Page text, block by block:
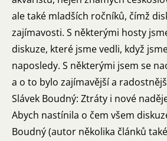
ale také mladších ročníků, čímž
zajímavosti. S některými hosty
diskuze, které jsme vedli, když
naposledy. S některými jsem se
a o to bylo zajímavější a
Slávek Boudný: Ztráty i nové
Abych nastínila o čem všem
Boudný (autor několika článků